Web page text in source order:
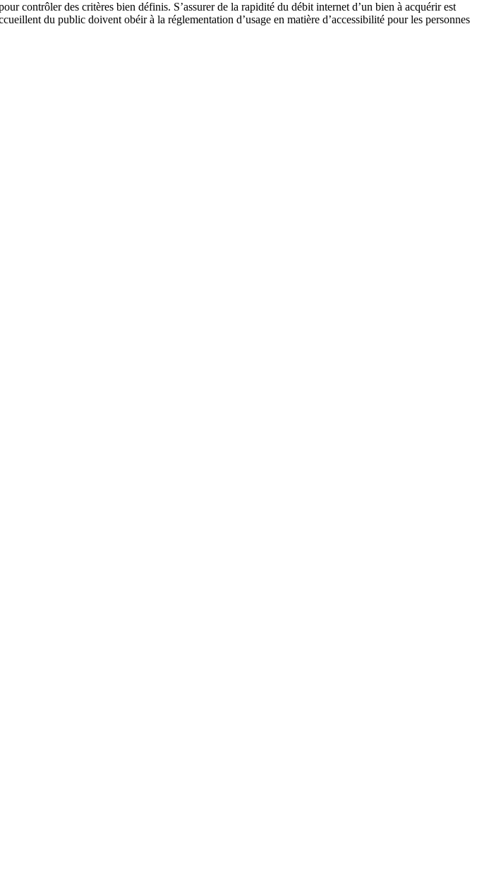
contrôler des critères bien définis. S’assurer de la rapidité du débit internet d’un bien à acquérir est
du public doivent obéir à la réglementation d’usage en matière d’accessibilité pour les personnes